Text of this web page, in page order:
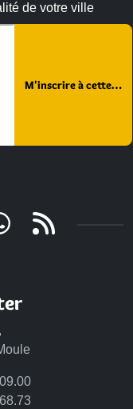
de votre ville